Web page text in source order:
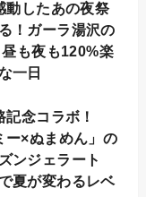
動したあの夜祭
！ガーラ湯沢の
も夜も120%楽
一日
念コラボ！
ー×ぬまめん」の
ンジェラート
夏が変わるレベ